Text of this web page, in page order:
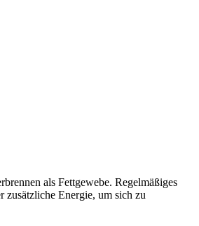
als Fettgewebe. Regelmäßiges
Energie, um sich zu